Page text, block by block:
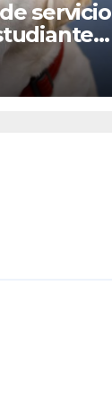
servicio
diploma
de